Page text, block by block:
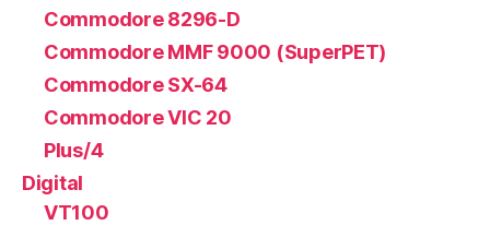
Commodore 8296-D
Commodore MMF 9000 (SuperPET)
Commodore SX-64
Commodore VIC 20
Plus/4
Digital
VT100